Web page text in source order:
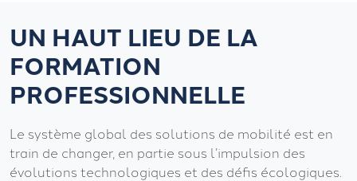
UN HAUT LIEU DE LA
FORMATION
PROFESSIONNELLE
Le système global des solutions de mobilité est en
train de changer, en partie sous l’impulsion des
évolutions technologiques et des défis écologiques.